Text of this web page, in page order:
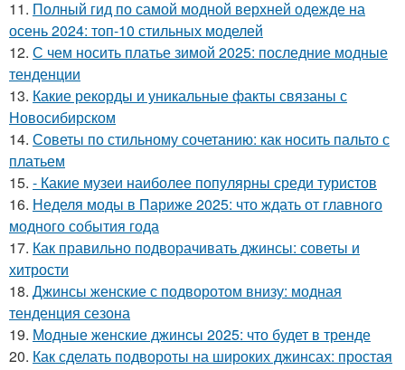
11. Полный гид по самой модной верхней одежде на
осень 2024: топ-10 стильных моделей
12. С чем носить платье зимой 2025: последние модные
тенденции
13. Какие рекорды и уникальные факты связаны с
Новосибирском
14. Советы по стильному сочетанию: как носить пальто с
платьем
15. - Какие музеи наиболее популярны среди туристов
16. Неделя моды в Париже 2025: что ждать от главного
модного события года
17. Как правильно подворачивать джинсы: советы и
хитрости
18. Джинсы женские с подворотом внизу: модная
тенденция сезона
19. Модные женские джинсы 2025: что будет в тренде
20. Как сделать подвороты на широких джинсах: простая